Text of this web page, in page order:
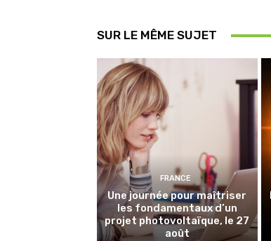
SUR LE MÊME SUJET
FRANCE
Une journée pour maîtriser
les fondamentaux d’un
projet photovoltaïque, le 27
août